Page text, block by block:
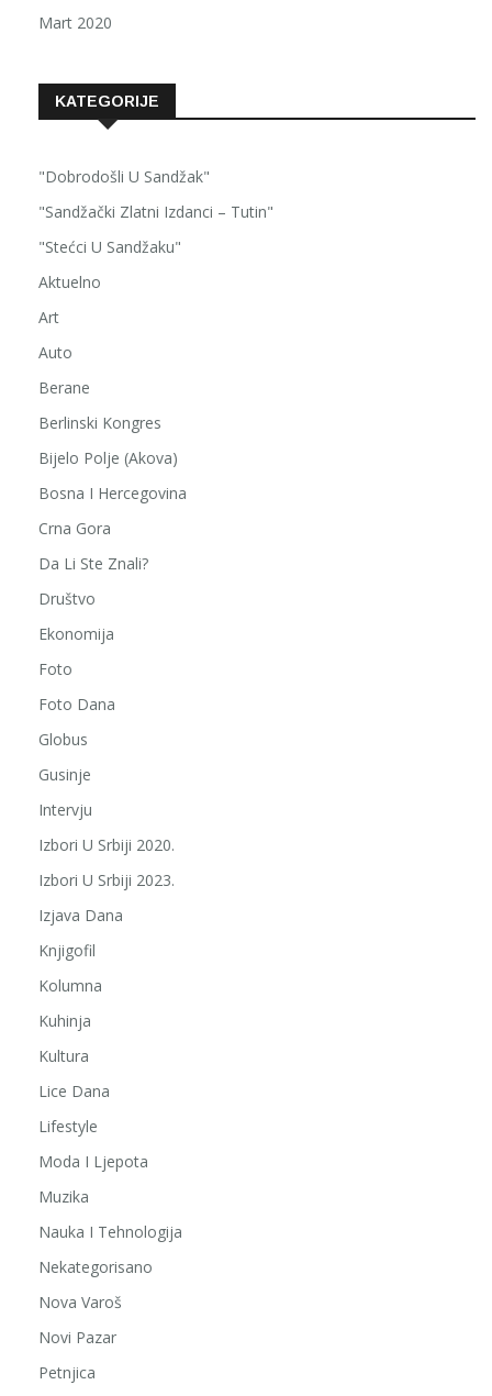
Mart 2020
KATEGORIJE
"Dobrodošli U Sandžak"
"Sandžački Zlatni Izdanci – Tutin"
"Stećci U Sandžaku"
Aktuelno
Art
Auto
Berane
Berlinski Kongres
Bijelo Polje (Akova)
Bosna I Hercegovina
Crna Gora
Da Li Ste Znali?
Društvo
Ekonomija
Foto
Foto Dana
Globus
Gusinje
Intervju
Izbori U Srbiji 2020.
Izbori U Srbiji 2023.
Izjava Dana
Knjigofil
Kolumna
Kuhinja
Kultura
Lice Dana
Lifestyle
Moda I Ljepota
Muzika
Nauka I Tehnologija
Nekategorisano
Nova Varoš
Novi Pazar
Petnjica